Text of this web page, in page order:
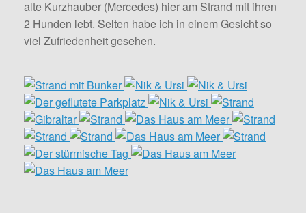
alte Kurzhauber (Mercedes) hier am Strand mit ihren
2 Hunden lebt. Selten habe ich in einem Gesicht so
viel Zufriedenheit gesehen.